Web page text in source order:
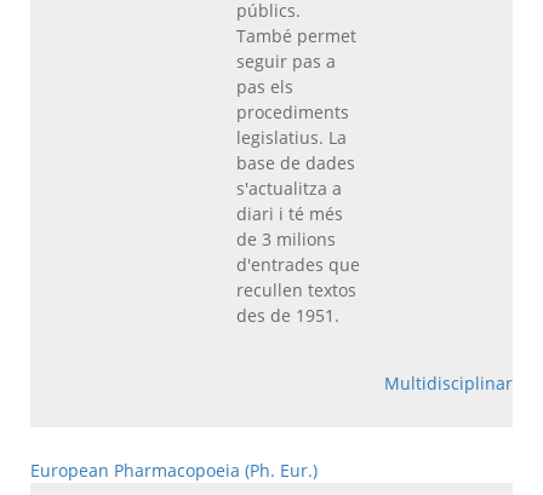
públics.
També permet
seguir pas a
pas els
procediments
legislatius. La
base de dades
s'actualitza a
diari i té més
de 3 milions
d'entrades que
recullen textos
des de 1951.
Multidisciplinar
European Pharmacopoeia (Ph. Eur.)